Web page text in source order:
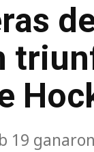
19